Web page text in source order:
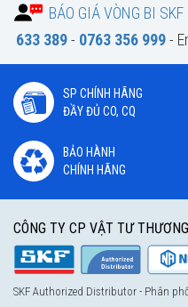
BÁO GIÁ VÒNG BI
633 389- 0763 356 999-
SP CHÍNH HÃNG
ĐẦY ĐỦ CO, CQ
BẢO HÀNH
CHÍNH HÃNG
CÔNG TY CP VẬT TƯ
SKF Authorized Distributor - Phân